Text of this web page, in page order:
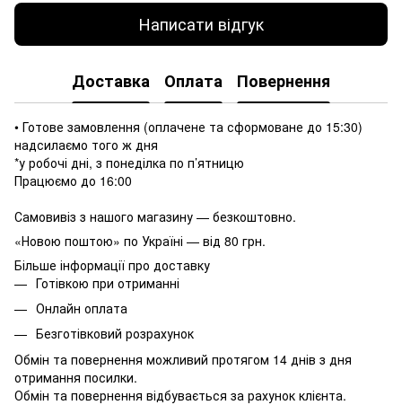
Написати відгук
Доставка Оплата Повернення
• Готове замовлення (оплачене та сформоване до 15:30)
надсилаємо того ж дня
*у робочі дні, з понеділка по п’ятницю
Працюємо до 16:00
Самовивіз з нашого магазину — безкоштовно.
«Новою поштою» по Україні — від 80 грн.
Більше інформації про доставку
Готівкою при отриманні
Онлайн оплата
Безготівковий розрахунок
Обмін та повернення можливий протягом 14 днів з дня
отримання посилки.
Обмін та повернення відбувається за рахунок клієнта.